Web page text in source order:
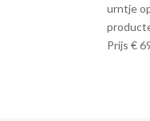
urntje
Prijs €